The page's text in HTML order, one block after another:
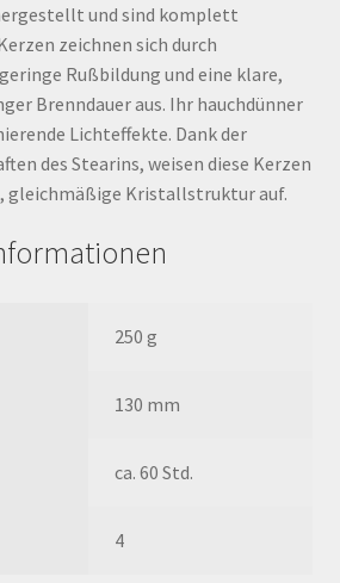
und sind komplett
zeichnen sich durch
Rußbildung und eine klare,
Brenndauer aus. Ihr hauchdünner
Lichteffekte. Dank der
des Stearins, weisen diese Kerzen
gleichmäßige Kristallstruktur auf.
250 g
130 mm
ca. 60 Std.
4